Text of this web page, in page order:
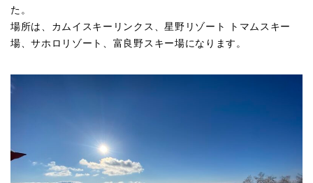
た。
場所は、カムイスキーリンクス、星野リゾート トマムスキー
場、サホロリゾート、富良野スキー場になります。